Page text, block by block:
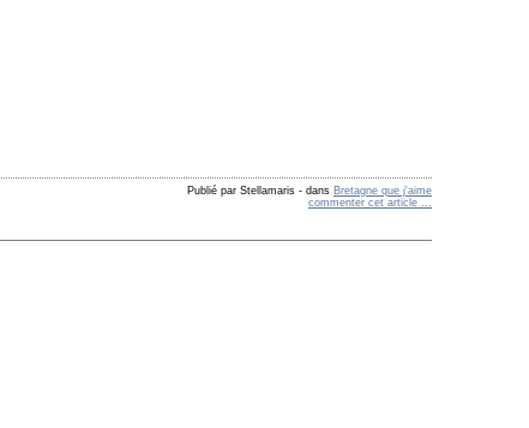
Publié par Stellamaris - dans Bretagne que j'aime
commenter cet article …